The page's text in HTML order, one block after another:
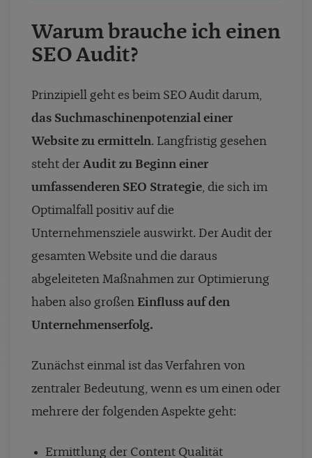
Warum brauche ich einen
SEO Audit?
Prinzipiell geht es beim SEO Audit darum,
das Suchmaschinenpotenzial einer
Website zu ermitteln. Langfristig gesehen
steht der Audit zu Beginn einer
umfassenderen SEO Strategie, die sich im
Optimalfall positiv auf die
Unternehmensziele auswirkt. Der Audit der
gesamten Website und die daraus
abgeleiteten Maßnahmen zur Optimierung
haben also großen Einfluss auf den
Unternehmenserfolg.
Zunächst einmal ist das Verfahren von
zentraler Bedeutung, wenn es um einen oder
mehrere der folgenden Aspekte geht:
Ermittlung der Content Qualität